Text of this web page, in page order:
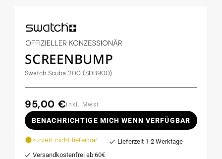
öffnen
SCREENBUMP
Swatch Scuba 200 (SDB900)
Normaler
Preis
95,00 €inkl. Mwst.
BENACHRICHTIGE MICH WENN VERFÜGBAR
zurzeit nicht lieferbar
Lieferzeit 1-2 Werktage
Versandkostenfrei ab 60€